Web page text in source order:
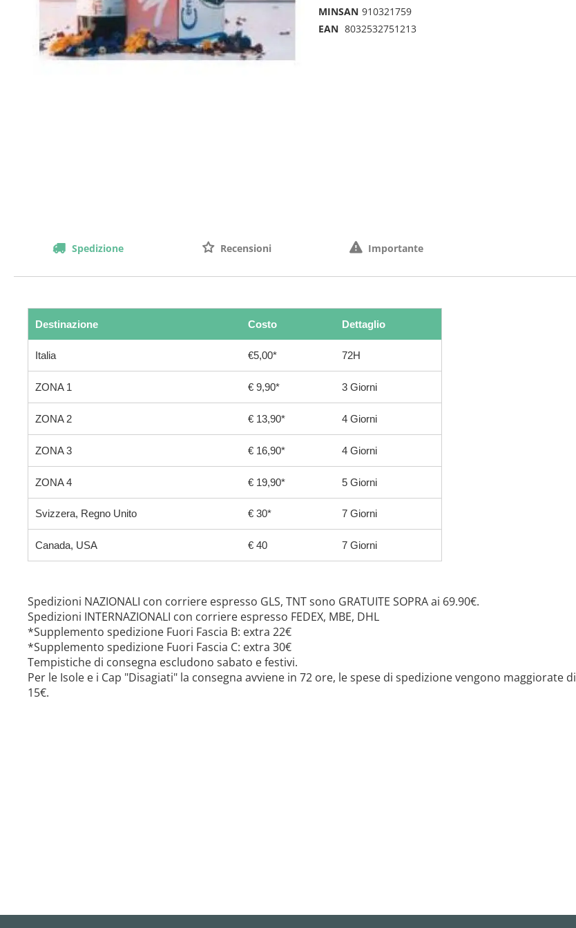
MINSAN 910321759
EAN 8032532751213
Spedizione
Destinazione Costo Dettaglio
Italia €5,00* 72H
ZONA 1 € 9,90* 3 Giorni
ZONA 2 € 13,90* 4 Giorni
ZONA 3 € 16,90* 4 Giorni
ZONA 4 € 19,90* 5 Giorni
Svizzera, Regno Unito € 30* 7 Giorni
Canada, USA € 40 7 Giorni
Spedizioni NAZIONALI con corriere espresso GLS, TNT sono GRATUITE SOPRA ai 69.90€.
Spedizioni INTERNAZIONALI con corriere espresso FEDEX, MBE, DHL
*Supplemento spedizione Fuori Fascia B: extra 22€
*Supplemento spedizione Fuori Fascia C: extra 30€
Tempistiche di consegna escludono sabato e festivi.
Per le Isole e i Cap "Disagiati" la consegna avviene in 72 ore, le spese di spedizione vengono maggiorate di
15€.
Recensioni Importante